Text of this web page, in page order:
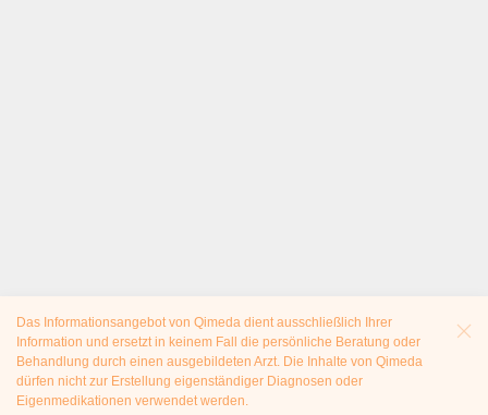
Das Informationsangebot von Qimeda dient ausschließlich Ihrer
Information und ersetzt in keinem Fall die persönliche Beratung oder
Behandlung durch einen ausgebildeten Arzt. Die Inhalte von Qimeda
dürfen nicht zur Erstellung eigenständiger Diagnosen oder
Eigenmedikationen verwendet werden.